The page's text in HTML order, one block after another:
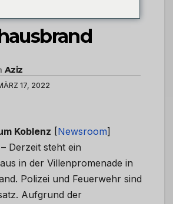
Aktueller
Aziz
17, 2022
Koblenz [Newsroom]
Derzeit steht ein
in der Villenpromenade in
Polizei und Feuerwehr sind
Aufgrund der